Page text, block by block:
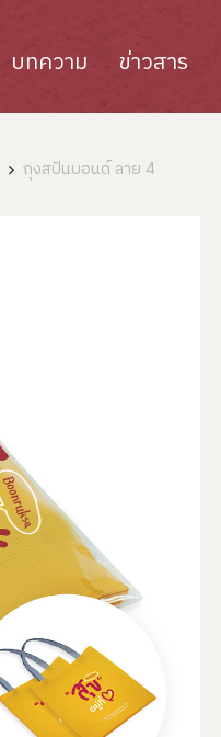
บทความ ข่าวสาร
ถุงสปันบอนด์ ลาย 4